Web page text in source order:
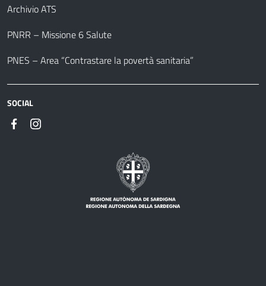
Archivio ATS
PNRR – Missione 6 Salute
PNES – Area “Contrastare la povertà sanitaria”
SOCIAL